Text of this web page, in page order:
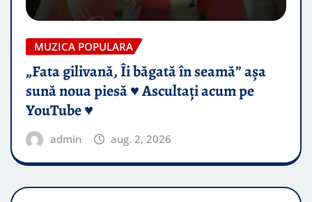
MUZICA POPULARA
„Fata gilivană, Îi băgată în seamă” așa
sună noua piesă ♥️ Ascultați acum pe
YouTube ♥️
admin aug. 2, 2026